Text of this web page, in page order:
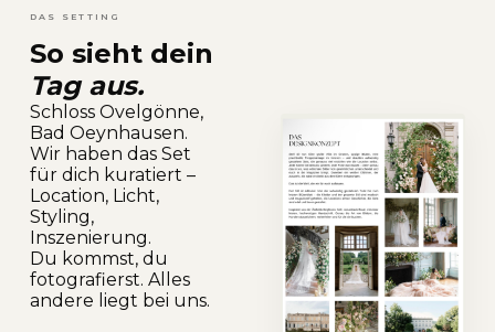
DAS SETTING
So sieht dein
Tag aus.
Schloss Ovelgönne,
Bad Oeynhausen.
Wir haben das Set
für dich kuratiert –
Location, Licht,
Styling,
Inszenierung.
Du kommst, du
fotografierst. Alles
andere liegt bei uns.